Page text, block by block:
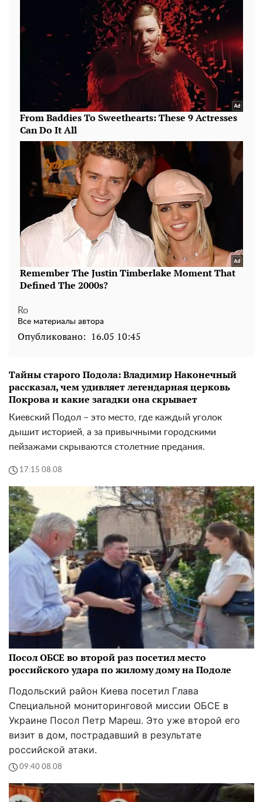
Ro
Все материалы автора
Опубликовано: 16.05 10:45
Тайны старого Подола: Владимир Наконечный
рассказал, чем удивляет легендарная церковь
Покрова и какие загадки она скрывает
Киевский Подол – это место, где каждый уголок
дышит историей, а за привычными городскими
пейзажами скрываются столетние предания.
17:15 08.08
Посол ОБСЕ во второй раз посетил место
российского удара по жилому дому на Подоле
Подольский район Киева посетил Глава
Специальной мониторинговой миссии ОБСЕ в
Украине Посол Петр Мареш. Это уже второй его
визит в дом, пострадавший в результате
российской атаки.
09:40 08.08